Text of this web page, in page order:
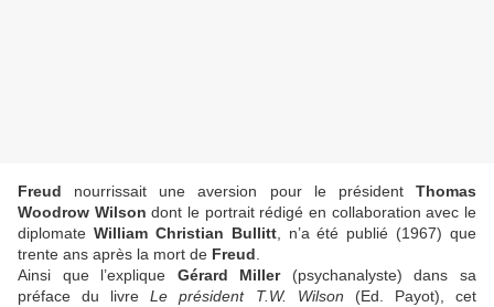
Freud nourrissait une aversion pour le présidentThomas
Woodrow Wilsondont le portrait rédigé en collaboration avec le
diplomate William Christian Bullitt, n’a été publié (1967) que
trente ans après la mort de Freud
Ainsi que l’explique Gérard Miller(psychanalyste) dans sa
préface du livreLe président T.W. Wilson (Ed. Payot), cet